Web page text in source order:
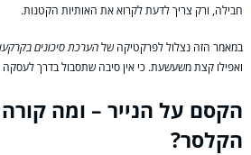
חבילה, ורק צריך לדעת לקרוא את האותיות הקטנות.
במאמר הזה נצלול לפרקטיקה שלהערכת סיכונים
ואפילו קצת משעשעת. כי אין סיבה שתסבול בדרך לעסקה
הקסם על הנייר – ומה
הקלסר?